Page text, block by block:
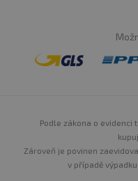
Podle zákona o evidenci
Zároveň je povinen
v případě